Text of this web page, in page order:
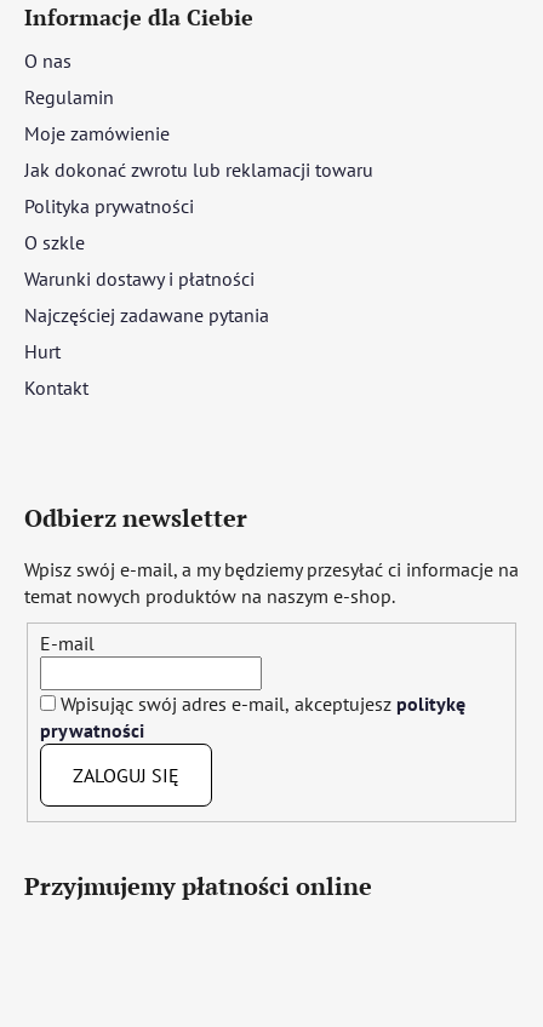
Informacje dla Ciebie
O nas
Regulamin
Moje zamówienie
Jak dokonać zwrotu lub reklamacji towaru
Polityka prywatności
O szkle
Warunki dostawy i płatności
Najczęściej zadawane pytania
Hurt
Kontakt
Odbierz newsletter
Wpisz swój e-mail, a my będziemy przesyłać ci informacje na
temat nowych produktów na naszym e-shop.
E-mail
Wpisując swój adres e-mail, akceptujesz politykę
prywatności
ZALOGUJ SIĘ
Przyjmujemy płatności online